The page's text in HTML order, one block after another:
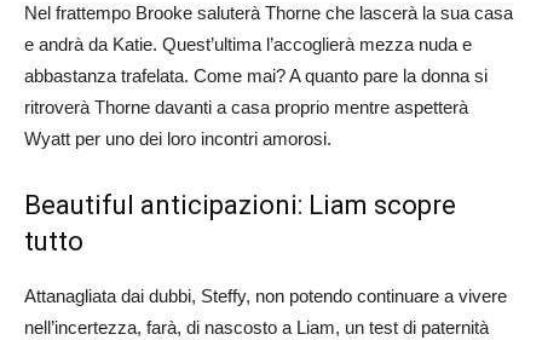
Nel frattempo Brooke saluterà Thorne che lascerà la sua casa
e andrà da Katie. Quest’ultima l’accoglierà mezza nuda e
abbastanza trafelata. Come mai? A quanto pare la donna si
ritroverà Thorne davanti a casa proprio mentre aspetterà
Wyatt per uno dei loro incontri amorosi.
Beautiful anticipazioni: Liam scopre
tutto
Attanagliata dai dubbi, Steffy, non potendo continuare a vivere
nell’incertezza, farà, di nascosto a Liam, un test di paternità